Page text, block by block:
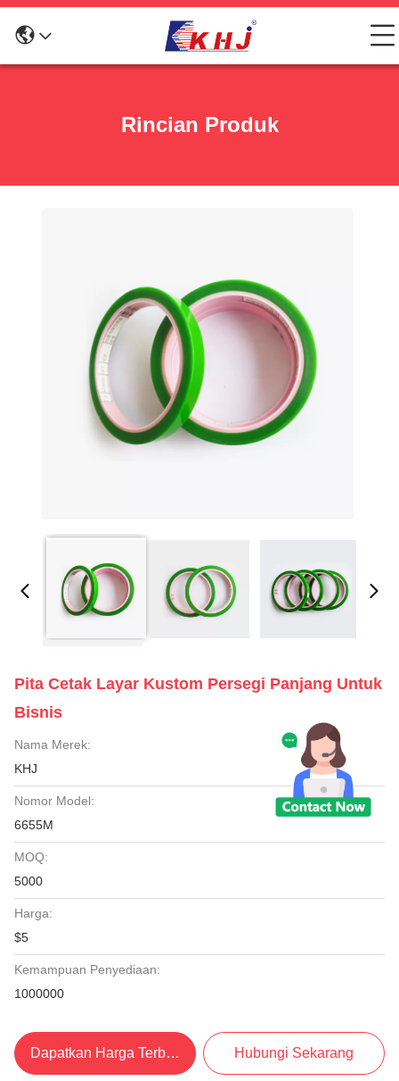
Rincian Produk
Pita Cetak Layar Kustom Persegi Panjang Untuk
Bisnis
Nama Merek:
KHJ
Nomor Model:
6655M
MOQ:
5000
Harga:
$5
Kemampuan Penyediaan:
1000000
Dapatkan Harga Terbaik Hubungi Sekarang